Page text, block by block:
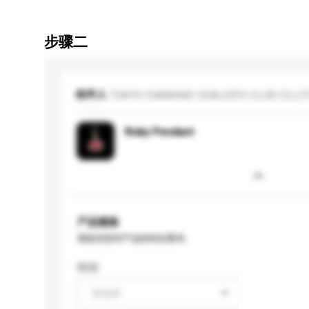
步骤二
收件人
Ruby Pendant
产品规格